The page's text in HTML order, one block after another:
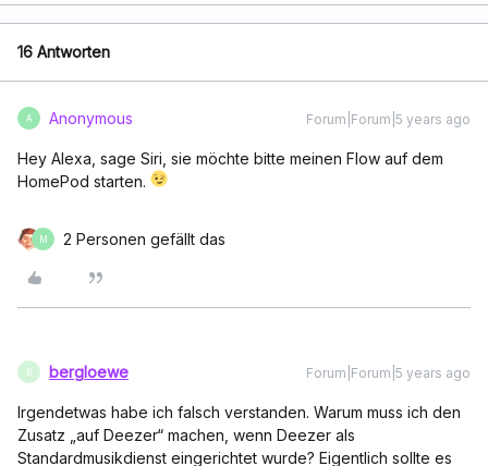
16 Antworten
A Anonymous Forum|Forum|5 years ago
Hey Alexa, sage Siri, sie möchte bitte meinen Flow auf dem
HomePod starten.
M 2 Personen gefällt das
B bergloewe Forum|Forum|5 years ago
Irgendetwas habe ich falsch verstanden. Warum muss ich den
Zusatz „auf Deezer“ machen, wenn Deezer als
Standardmusikdienst eingerichtet wurde? Eigentlich sollte es